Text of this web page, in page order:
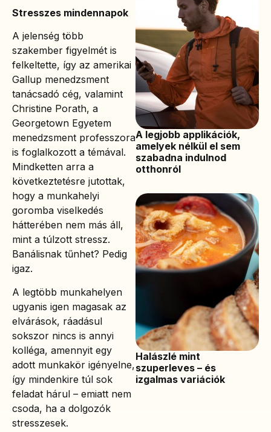
Stresszes mindennapok
A jelenség több
szakember figyelmét is
felkeltette, így az amerikai
Gallup menedzsment
tanácsadó cég, valamint
Christine Porath, a
Georgetown Egyetem
menedzsment professzora
is foglalkozott a témával.
Mindketten arra a
következtetésre jutottak,
hogy a munkahelyi
goromba viselkedés
hátterében nem más áll,
mint a túlzott stressz.
Banálisnak tűnhet? Pedig
igaz.
A legtöbb munkahelyen
ugyanis igen magasak az
elvárások, ráadásul
sokszor nincs is annyi
kolléga, amennyit egy
adott munkakör igényelne,
így mindenkire túl sok
feladat hárul – emiatt nem
csoda, ha a dolgozók
stresszesek.
A legjobb applikációk,
amelyek nélkül el sem
szabadna indulnod
otthonról
Halászlé mint
szuperleves – és
izgalmas variációk